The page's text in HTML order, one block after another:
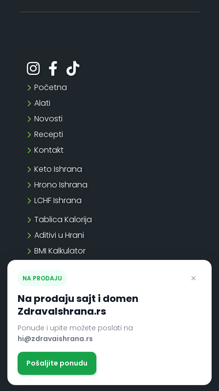
Početna
Alati
Novosti
Recepti
Kontakt
Keto Ishrana
Hrono Ishrana
LCHF Ishrana
Tablica Kalorija
Aditivi u Hrani
BMI Kalkulator
TDEE Kalkulator
DPV Kalkulator
Copyright 2026
×
NA PRODAJU
Na prodaju sajt i domen
ZdravaIshrana.rs
Ponude i upite možete poslati na
hi@zdravaishrana.rs
Pošaljite ponudu